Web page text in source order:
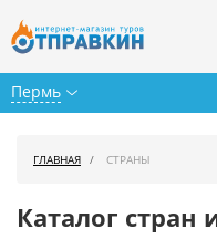
Пермь
ГЛАВНАЯ СТРАНЫ
Каталог стран